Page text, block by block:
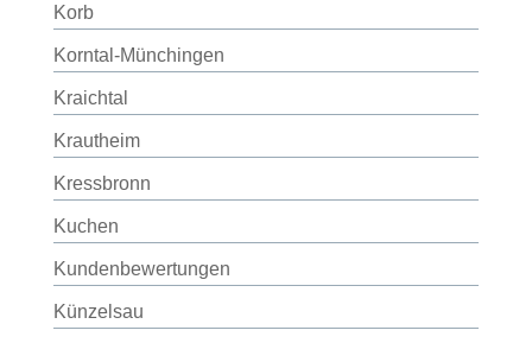
Korb
Korntal-Münchingen
Kraichtal
Krautheim
Kressbronn
Kuchen
Kundenbewertungen
Künzelsau